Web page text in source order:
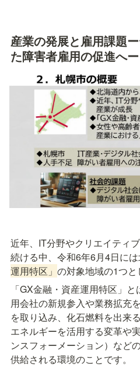
産業の発展と雇用課題
た障害者雇用の促進へー
近年、IT分野やクリエイティ
続ける中、令和6年6月4日に
運用特区」 の対象地域の1つと
「GX金融・資産運用特区」
用会社の新規参入や業務拡充
を取り込み、化石燃料を出来
エネルギーを活用する変革や
ンスフォーメーション）など
供給される環境のことです。